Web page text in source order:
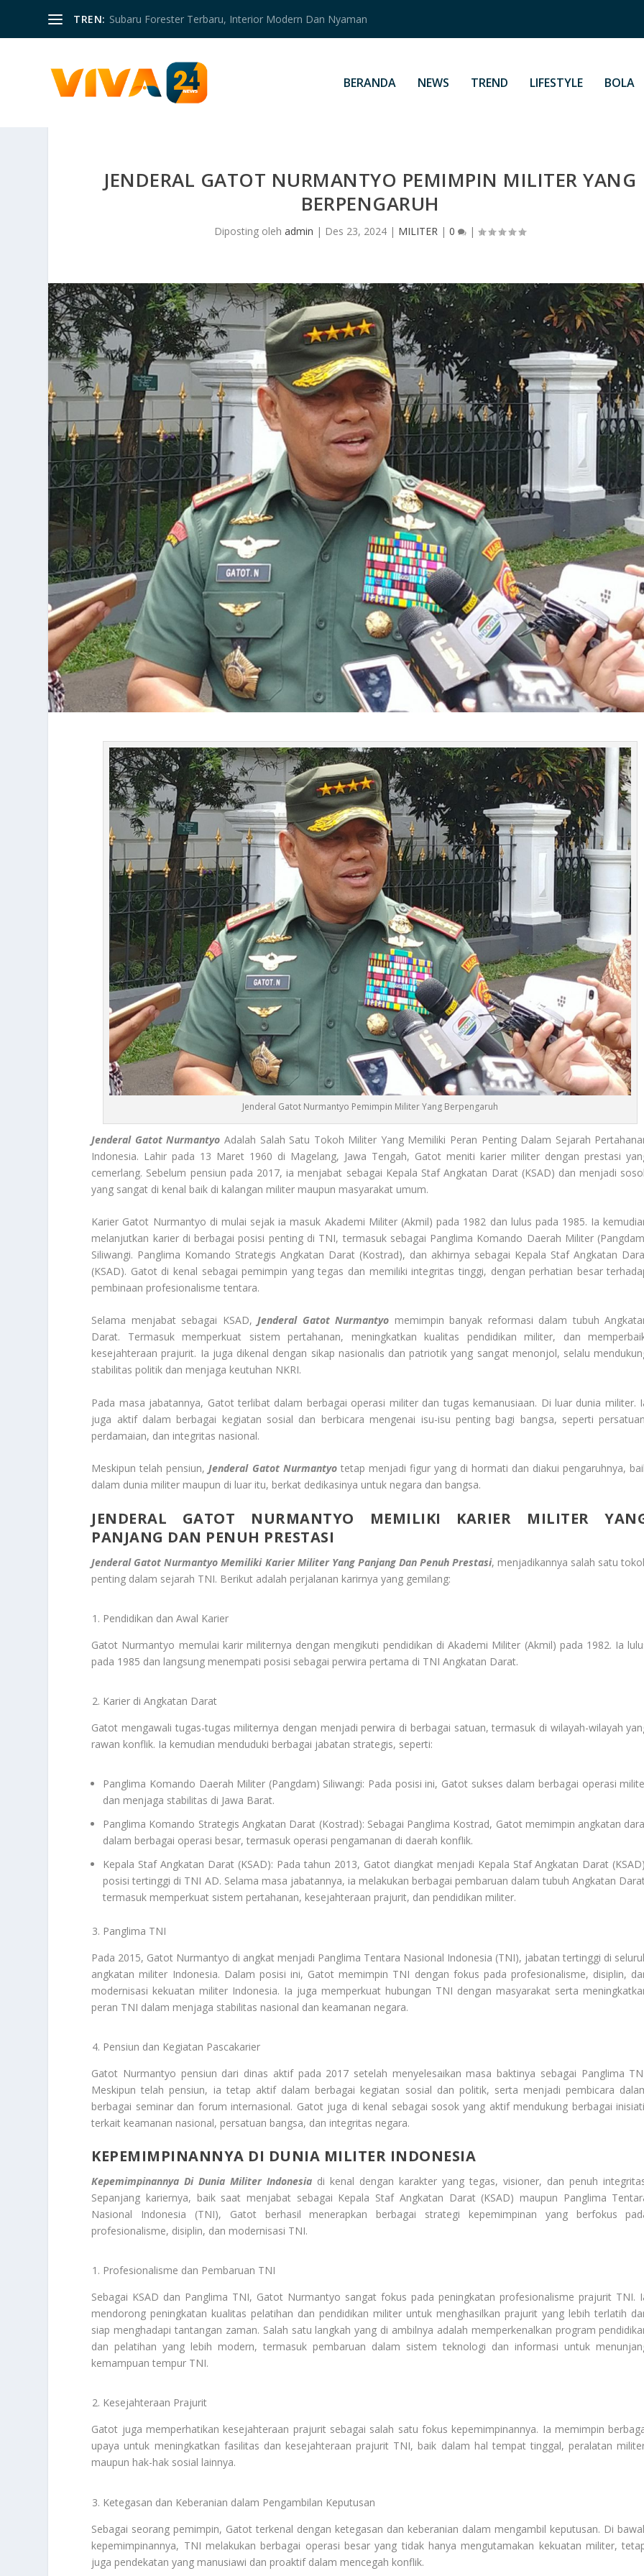
TREN: Subaru Forester Terbaru, Interior Modern Dan Nyaman
BERANDA NEWS TREND LIFESTYLE BOLA
JENDERAL GATOT NURMANTYO PEMIMPIN MILITER YANG
BERPENGARUH
Diposting olehadmin | Des 23, 2024 | MILITER |0 |
Jenderal Gatot Nurmantyo Pemimpin Militer Yang Berpengaruh
Jenderal Gatot Nurmantyo Adalah Salah Satu Tokoh Militer Yang Memiliki Peran Penting Dalam Sejarah
Indonesia. Lahir pada 13 Maret 1960 di Magelang, Jawa Tengah, Gatot meniti karier militer dengan prestasi
cemerlang. Sebelum pensiun pada 2017, ia menjabat sebagai Kepala Staf Angkatan Darat (KSAD) dan menjadi
yang sangat di kenal baik di kalangan militer maupun masyarakat umum.
Karier Gatot Nurmantyo di mulai sejak ia masuk Akademi Militer (Akmil) pada 1982 dan lulus pada 1985. Ia
melanjutkan karier di berbagai posisi penting di TNI, termasuk sebagai Panglima Komando Daerah Militer
Siliwangi. Panglima Komando Strategis Angkatan Darat (Kostrad), dan akhirnya sebagai Kepala Staf Angkatan
(KSAD). Gatot di kenal sebagai pemimpin yang tegas dan memiliki integritas tinggi, dengan perhatian besar
pembinaan profesionalisme tentara.
Selama menjabat sebagai KSAD,Jenderal Gatot Nurmantyo memimpin banyak reformasi dalam tubuh
Darat. Termasuk memperkuat sistem pertahanan, meningkatkan kualitas pendidikan militer, dan
kesejahteraan prajurit. Ia juga dikenal dengan sikap nasionalis dan patriotik yang sangat menonjol, selalu
stabilitas politik dan menjaga keutuhan NKRI.
Pada masa jabatannya, Gatot terlibat dalam berbagai operasi militer dan tugas kemanusiaan. Di luar dunia militer.
juga aktif dalam berbagai kegiatan sosial dan berbicara mengenai isu-isu penting bagi bangsa, seperti
perdamaian, dan integritas nasional.
Meskipun telah pensiun,Jenderal Gatot Nurmantyotetap menjadi figur yang di hormati dan diakui pengaruhnya,
dalam dunia militer maupun di luar itu, berkat dedikasinya untuk negara dan bangsa.
JENDERAL GATOT NURMANTYO MEMILIKI KARIER MILITER
PANJANG DAN PENUH PRESTASI
Jenderal Gatot Nurmantyo Memiliki Karier Militer Yang Panjang Dan Penuh Prestasi, menjadikannya salah satu
penting dalam sejarah TNI. Berikut adalah perjalanan karirnya yang gemilang:
Pendidikan dan Awal Karier
Gatot Nurmantyo memulai karir militernya dengan mengikuti pendidikan di Akademi Militer (Akmil) pada 1982. Ia
pada 1985 dan langsung menempati posisi sebagai perwira pertama di TNI Angkatan Darat.
Karier di Angkatan Darat
Gatot mengawali tugas-tugas militernya dengan menjadi perwira di berbagai satuan, termasuk di wilayah-wilayah
rawan konflik. Ia kemudian menduduki berbagai jabatan strategis, seperti:
Panglima Komando Daerah Militer (Pangdam) Siliwangi: Pada posisi ini, Gatot sukses dalam berbagai operasi
dan menjaga stabilitas di Jawa Barat.
Panglima Komando Strategis Angkatan Darat (Kostrad): Sebagai Panglima Kostrad, Gatot memimpin angkatan
dalam berbagai operasi besar, termasuk operasi pengamanan di daerah konflik.
Kepala Staf Angkatan Darat (KSAD): Pada tahun 2013, Gatot diangkat menjadi Kepala Staf Angkatan Darat
posisi tertinggi di TNI AD. Selama masa jabatannya, ia melakukan berbagai pembaruan dalam tubuh Angkatan
termasuk memperkuat sistem pertahanan, kesejahteraan prajurit, dan pendidikan militer.
Panglima TNI
Pada 2015, Gatot Nurmantyo di angkat menjadi Panglima Tentara Nasional Indonesia (TNI), jabatan tertinggi di
angkatan militer Indonesia. Dalam posisi ini, Gatot memimpin TNI dengan fokus pada profesionalisme, disiplin,
modernisasi kekuatan militer Indonesia. Ia juga memperkuat hubungan TNI dengan masyarakat serta
peran TNI dalam menjaga stabilitas nasional dan keamanan negara.
Pensiun dan Kegiatan Pascakarier
Gatot Nurmantyo pensiun dari dinas aktif pada 2017 setelah menyelesaikan masa baktinya sebagai Panglima
Meskipun telah pensiun, ia tetap aktif dalam berbagai kegiatan sosial dan politik, serta menjadi pembicara
berbagai seminar dan forum internasional. Gatot juga di kenal sebagai sosok yang aktif mendukung berbagai
terkait keamanan nasional, persatuan bangsa, dan integritas negara.
KEPEMIMPINANNYA DI DUNIA MILITER INDONESIA
Kepemimpinannya Di Dunia Militer Indonesia di kenal dengan karakter yang tegas, visioner, dan penuh
Sepanjang kariernya, baik saat menjabat sebagai Kepala Staf Angkatan Darat (KSAD) maupun Panglima
Nasional Indonesia (TNI), Gatot berhasil menerapkan berbagai strategi kepemimpinan yang berfokus
profesionalisme, disiplin, dan modernisasi TNI.
Profesionalisme dan Pembaruan TNI
Sebagai KSAD dan Panglima TNI, Gatot Nurmantyo sangat fokus pada peningkatan profesionalisme prajurit TNI.
mendorong peningkatan kualitas pelatihan dan pendidikan militer untuk menghasilkan prajurit yang lebih terlatih
siap menghadapi tantangan zaman. Salah satu langkah yang di ambilnya adalah memperkenalkan program
dan pelatihan yang lebih modern, termasuk pembaruan dalam sistem teknologi dan informasi untuk
kemampuan tempur TNI.
Kesejahteraan Prajurit
Gatot juga memperhatikan kesejahteraan prajurit sebagai salah satu fokus kepemimpinannya. Ia memimpin
upaya untuk meningkatkan fasilitas dan kesejahteraan prajurit TNI, baik dalam hal tempat tinggal, peralatan
maupun hak-hak sosial lainnya.
Ketegasan dan Keberanian dalam Pengambilan Keputusan
Sebagai seorang pemimpin, Gatot terkenal dengan ketegasan dan keberanian dalam mengambil keputusan. Di
kepemimpinannya, TNI melakukan berbagai operasi besar yang tidak hanya mengutamakan kekuatan militer,
juga pendekatan yang manusiawi dan proaktif dalam mencegah konflik.